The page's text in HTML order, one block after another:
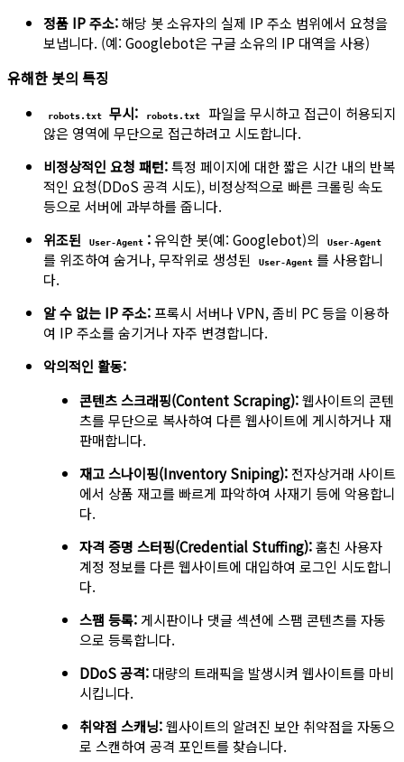
정품 IP 주소:해당 봇 소유자의 실제 IP 주소 범위에서 요청을
보냅니다. (예: Googlebot은 구글 소유의 IP 대역을 사용)
유해한 봇의 특징
robots.txt 무시: robots.txt
파일을 무시하고 접근이 허용되지
않은 영역에 무단으로 접근하려고 시도합니다.
비정상적인 요청 패턴:특정 페이지에 대한 짧은 시간 내의 반복
적인 요청(DDoS 공격 시도), 비정상적으로 빠른 크롤링 속도
등으로 서버에 과부하를 줍니다.
위조된
User-Agent :유익한 봇(예: Googlebot)의 User-Agent
를 위조하여 숨거나, 무작위로 생성된 User-Agent 를 사용합니
다.
알 수 없는 IP 주소:프록시 서버나 VPN, 좀비 PC 등을 이용하
여 IP 주소를 숨기거나 자주 변경합니다.
악의적인 활동:
콘텐츠 스크래핑(Content Scraping):웹사이트의 콘텐
츠를 무단으로 복사하여 다른 웹사이트에 게시하거나 재
판매합니다.
재고 스나이핑(Inventory Sniping): 전자상거래 사이트
에서 상품 재고를 빠르게 파악하여 사재기 등에 악용합니
다.
자격 증명 스터핑(Credential Stuffing):훔친 사용자
계정 정보를 다른 웹사이트에 대입하여 로그인 시도합니
다.
스팸 등록:게시판이나 댓글 섹션에 스팸 콘텐츠를 자동
으로 등록합니다.
DDoS 공격: 대량의 트래픽을 발생시켜 웹사이트를 마비
시킵니다.
취약점 스캐닝:웹사이트의 알려진 보안 취약점을 자동으
로 스캔하여 공격 포인트를 찾습니다.